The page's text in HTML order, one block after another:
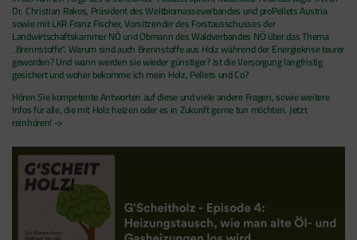
Dr. Christian Rakos, Präsident des Weltbiomasseverbandes und proPellets Austria
sowie mit LKR Franz Fischer, Vorsitzender des Forstausschusses der
Landwirtschaftskammer NÖ und Obmann des Waldverbandes NÖ über das Thema
„Brennstoffe“. Warum sind auch Brennstoffe aus Holz während der Energiekrise teurer
geworden? Und wann werden sie wieder günstiger? Ist die Versorgung langfristig
gesichert und woher bekomme ich mein Holz, Pellets und Co?
Hören Sie kompetente Antworten auf diese und viele andere Fragen, sowie weitere
Infos für alle, die mit Holz heizen oder es in Zukunft gerne tun möchten. Jetzt
reinhören! ->